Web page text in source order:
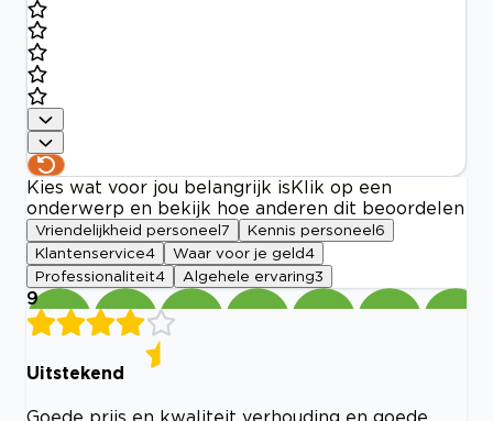
Kies wat voor jou belangrijk is Klik op een
onderwerp en bekijk hoe anderen dit beoordelen
Vriendelijkheid personeel 7 Kennis personeel 6
Klantenservice4 Waar voor je geld4
Professionaliteit4 Algehele ervaring3
9
Uitstekend
Goede prijs en kwaliteit verhouding en goede